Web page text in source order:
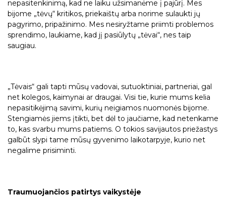
nepasitenkinimą, kad ne laiku užsimanėme į pajūrį. Mes
bijome „tėvų“ kritikos, priekaištų arba norime sulaukti jų
pagyrimo, pripažinimo. Mes nesiryžtame priimti problemos
sprendimo, laukiame, kad jį pasiūlytų „tėvai“, nes taip
saugiau.
„Tėvais“ gali tapti mūsų vadovai, sutuoktiniai, partneriai, gal
net kolegos, kaimynai ar draugai. Visi tie, kurie mums kelia
nepasitikėjimą savimi, kurių neigiamos nuomonės bijome.
Stengiamės jiems įtikti, bet dėl to jaučiame, kad netenkame
to, kas svarbu mums patiems. O tokios savijautos priežastys
galbūt slypi tame mūsų gyvenimo laikotarpyje, kurio net
negalime prisiminti.
Traumuojančios patirtys vaikystėje